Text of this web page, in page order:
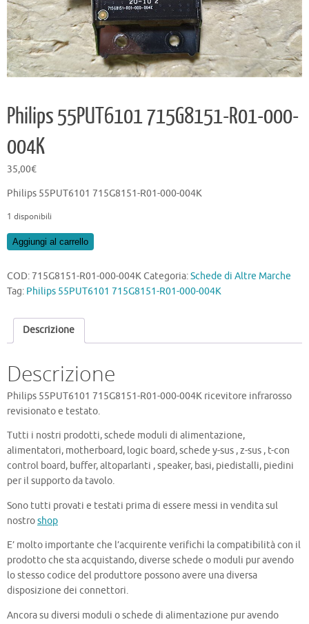
Philips 55PUT6101 715G8151-R01-000-
004K
35,00€
Philips 55PUT6101 715G8151-R01-000-004K
1 disponibili
Philips
715G8151-
R01-
000-
004K
quantità
Aggiungi al carrello
COD:715G8151-R01-000-004KCategoria:Schede di Altre Marche
Tag: Philips 55PUT6101 715G8151-R01-000-004K
Descrizione
Descrizione
Philips 55PUT6101 715G8151-R01-000-004K ricevitore infrarosso
revisionato e testato.
Tutti i nostri prodotti, schede moduli di alimentazione,
alimentatori, motherboard, logic board, schede y-sus , z-sus , t-con
control board, buffer, altoparlanti , speaker, basi, piedistalli, piedini
per il supporto da tavolo.
Sono tutti provati e testati prima di essere messi in vendita sul
nostroshop
E’ molto importante che l’acquirente verifichi la compatibilità con il
prodotto che sta acquistando, diverse schede o moduli pur avendo
lo stesso codice del produttore possono avere una diversa
disposizione dei connettori.
Ancora su diversi moduli o schede di alimentazione pur avendo